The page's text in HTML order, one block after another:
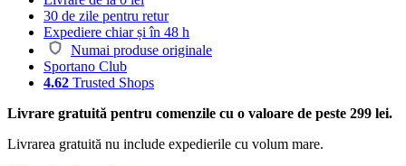
30 de zile pentru retur
Expediere chiar și în 48 h
Numai produse originale
Sportano Club
4.62 Trusted Shops
Livrare gratuită pentru comenzile cu o valoare de peste 299 lei.
Livrarea gratuită nu include expedierile cu volum mare.